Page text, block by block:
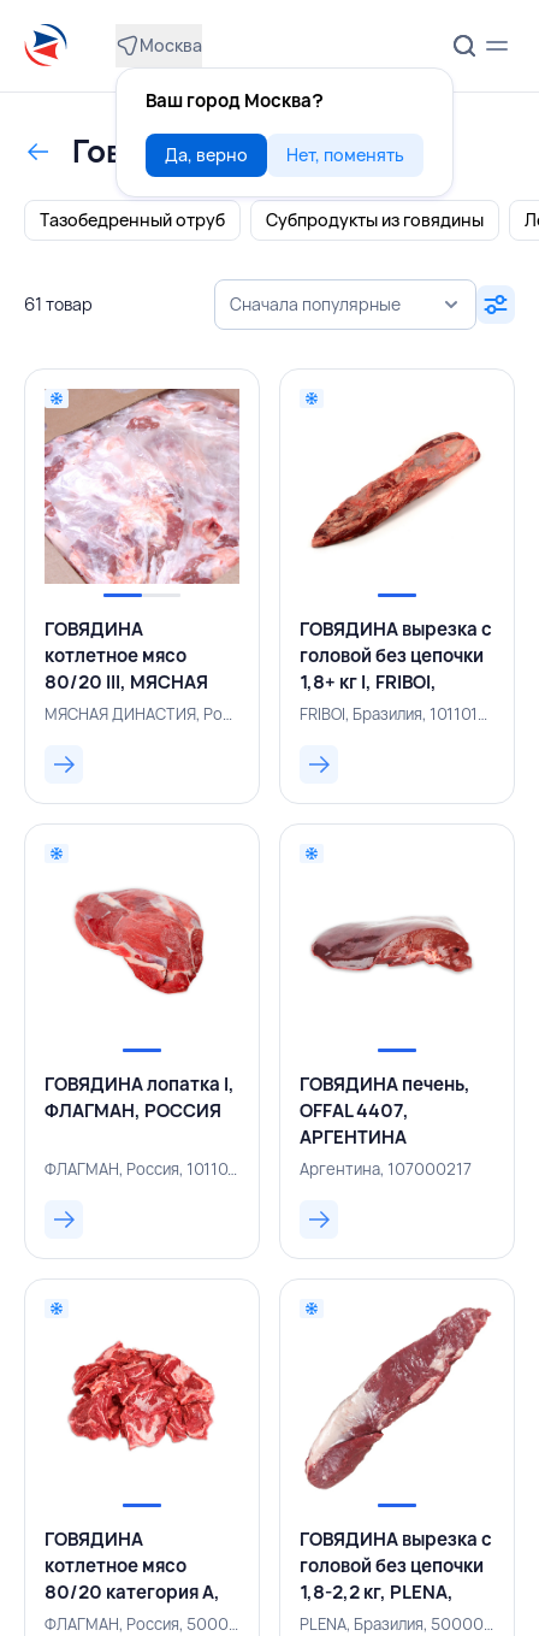
Москва
Ваш город Москва?
Да, верно Нет, поменять
Говядина
Тазобедренный отруб Субпродукты из говядины
61 товар Сначала популярные
ГОВЯДИНА
котлетное мясо
80/20 III, МЯСНАЯ
ДИНАСТИЯ, РОССИЯМЯСНАЯ ДИНАСТИЯ, Россия, 101101275
ГОВЯДИНА вырезка с
головой без цепочки
1,8+ кг I, FRIBOI,
БРАЗИЛИЯ
FRIBOI, Бразилия, 101101258
ГОВЯДИНА лопатка I,
ФЛАГМАН, РОССИЯ
ФЛАГМАН, Россия, 101101933
ГОВЯДИНА печень,
OFFAL 4407,
АРГЕНТИНА
Аргентина, 107000217
ГОВЯДИНА
котлетное мясо
80/20 категория А,
ФЛАГМАН, РОССИЯ ФЛАГМАН, Россия, 500000116
ГОВЯДИНА вырезка с
головой без цепочки
1,8-2,2 кг, PLENA,
БРАЗИЛИЯ
PLENA, Бразилия, 500002204